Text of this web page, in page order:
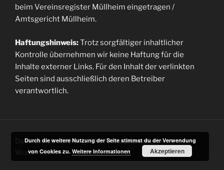
beim Vereinsregister Müllheim eingetragen /
Amtsgericht Müllheim.
Haftungshinweis:Trotz sorgfältiger inhaltlicher
Kontrolle übernehmen wir keine Haftung für die
Inhalte externer Links. Für den Inhalt der verlinkten
Seiten sind ausschließlich deren Betreiber
verantwortlich.
Datenschutzerklärung
Mit Stolz präsentiert von
WordPress
Durch die weitere Nutzung der Seite stimmst du der Verwendung
von Cookies zu.Weitere Informationen Akzeptieren